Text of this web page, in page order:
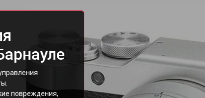
повреждения,